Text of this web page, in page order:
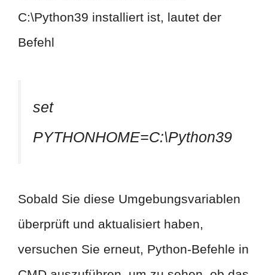
C:\Python39 installiert ist, lautet der
Befehl
set
PYTHONHOME=C:\Python39
Sobald Sie diese Umgebungsvariablen
überprüft und aktualisiert haben,
versuchen Sie erneut, Python-Befehle in